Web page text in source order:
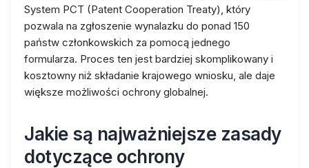
System PCT (Patent Cooperation Treaty), który
pozwala na zgłoszenie wynalazku do ponad 150
państw członkowskich za pomocą jednego
formularza. Proces ten jest bardziej skomplikowany i
kosztowny niż składanie krajowego wniosku, ale daje
większe możliwości ochrony globalnej.
Jakie są najważniejsze zasady
dotyczące ochrony